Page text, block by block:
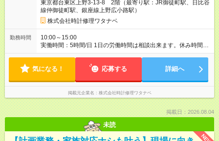
東京都台東区上野3-13-8 2階（最寄り駅：JR御徒町駅、日比谷
線仲御徒町駅、銀座線上野広小路駅）
株式会社時計修理ワタナベ
勤務時間
10:00～15:00
実働時間：5時間/日 1日の労働時間は相談出来ます。休み時間は
労働時間に準じます。 正社員雇用も相談にのります。
気になる！ 応募する 詳細へ
掲載元企業名 株式会社時計修理ワタナベ
掲載日：2026.08.04
未読